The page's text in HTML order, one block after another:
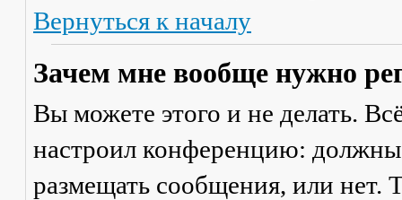
Вернуться к началу
Зачем мне вообще нужно
Вы можете этого и не делать.
настроил конференцию: должны
размещать сообщения, или нет.